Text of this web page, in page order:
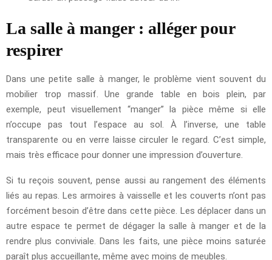
La salle à manger : alléger pour
respirer
Dans une petite salle à manger, le problème vient souvent du
mobilier trop massif. Une grande table en bois plein, par
exemple, peut visuellement “manger” la pièce même si elle
n’occupe pas tout l’espace au sol. À l’inverse, une table
transparente ou en verre laisse circuler le regard. C’est simple,
mais très efficace pour donner une impression d’ouverture.
Si tu reçois souvent, pense aussi au rangement des éléments
liés au repas. Les armoires à vaisselle et les couverts n’ont pas
forcément besoin d’être dans cette pièce. Les déplacer dans un
autre espace te permet de dégager la salle à manger et de la
rendre plus conviviale. Dans les faits, une pièce moins saturée
paraît plus accueillante, même avec moins de meubles.